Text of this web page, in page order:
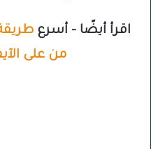
اقرأ أيضًا – أسرع
من على